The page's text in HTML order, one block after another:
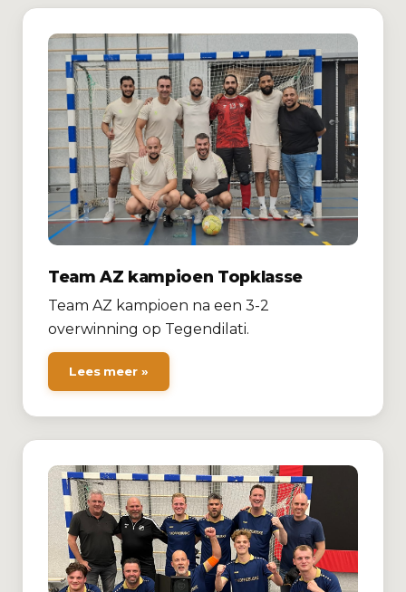
Team AZ kampioen Topklasse
Team AZ kampioen na een 3-2
overwinning op Tegendilati.
Lees meer »